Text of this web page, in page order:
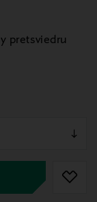
pretsviedru